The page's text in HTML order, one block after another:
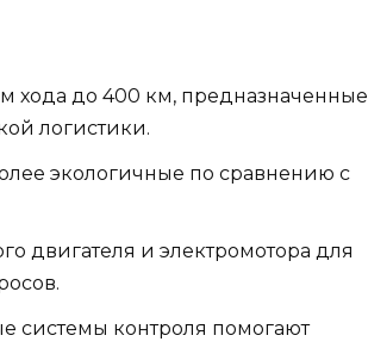
хода до 400 км, предназначенные
логистики.
экологичные по сравнению с
двигателя и электромотора для
системы контроля помогают